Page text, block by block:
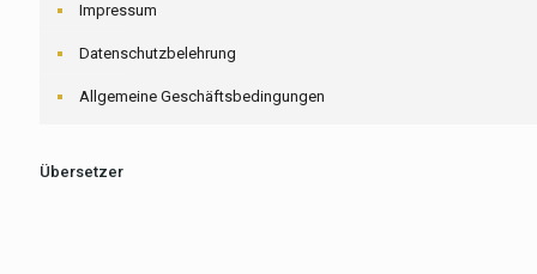
Impressum
Datenschutzbelehrung
Allgemeine Geschäftsbedingungen
Übersetzer